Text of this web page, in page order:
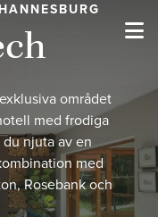
området
med frodiga
njuta av en
med
Rosebank och